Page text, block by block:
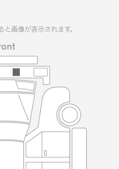
画像が表示されます。